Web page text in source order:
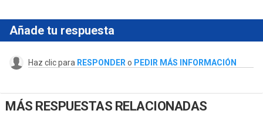
Añade tu respuesta
Haz clic para RESPONDER o PEDIR MÁS INFORMACIÓN
MÁS RESPUESTAS RELACIONADAS